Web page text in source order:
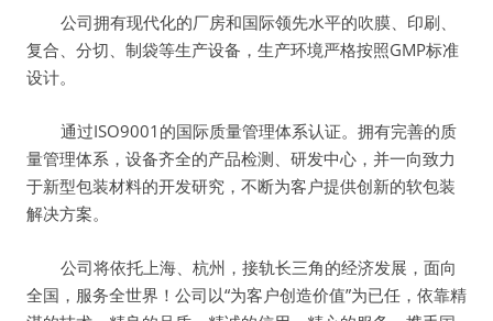
公司拥有现代化的厂房和国际领先水平的吹膜、印刷、
复合、分切、制袋等生产设备，生产环境严格按照GMP标准
设计。
通过ISO9001的国际质量管理体系认证。拥有完善的质
量管理体系，设备齐全的产品检测、研发中心，并一向致力
于新型包装材料的开发研究，不断为客户提供创新的软包装
解决方案。
公司将依托上海、杭州，接轨长三角的经济发展，面向
全国，服务全世界！公司以“为客户创造价值”为已任，依靠精